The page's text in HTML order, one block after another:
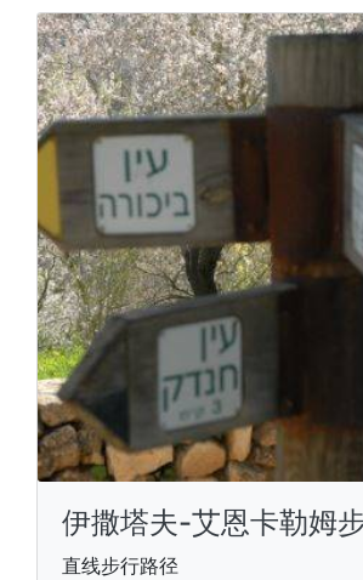
伊撒塔夫-艾恩卡勒姆
直线步行路径